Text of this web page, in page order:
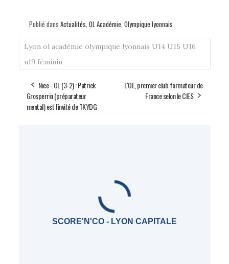
Publié dans Actualités OL Académie Olympique lyonnais
Lyon ol académie olympique lyonnais U14 U15 U16
u19 féminin
Nice - OL (3-2) : Patrick
Grosperrin (préparateur
mental) est l'invité de TKYDG
L'OL, premier club formateur de
France selon le CIES
SCORE'N'CO - LYON CAPITALE